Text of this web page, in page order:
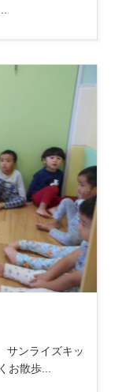
ンライズキッ
散歩...